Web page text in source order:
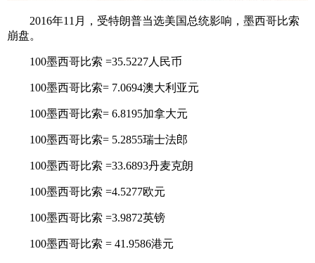
2016年11月，受特朗普当选美国总统影响，墨西哥比索
崩盘。
100墨西哥比索 =35.5227人民币
100墨西哥比索= 7.0694澳大利亚元
100墨西哥比索= 6.8195加拿大元
100墨西哥比索= 5.2855瑞士法郎
100墨西哥比索 =33.6893丹麦克朗
100墨西哥比索 =4.5277欧元
100墨西哥比索 =3.9872英镑
100墨西哥比索 = 41.9586港元